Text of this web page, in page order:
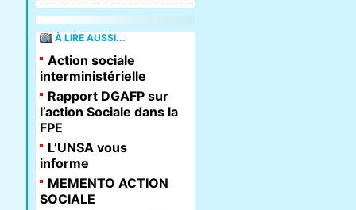
À LIRE AUSSI...
Action sociale
interministérielle
Rapport DGAFP sur
l’action Sociale dans la
FPE
L’UNSA vous
informe
MEMENTO ACTION
SOCIALE